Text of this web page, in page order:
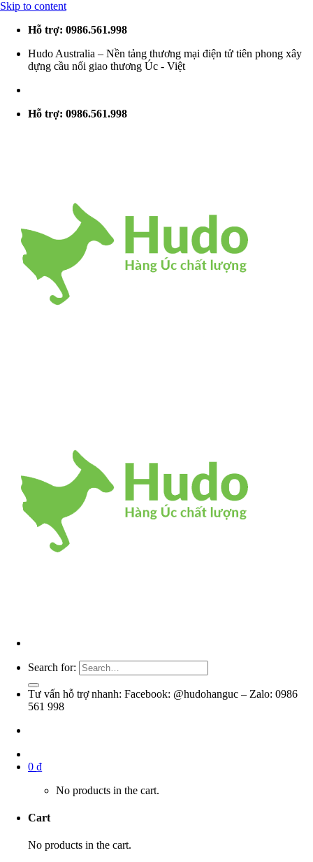
Skip to content
Hỗ trợ: 0986.561.998
Hudo Australia – Nền tảng thương mại điện tử tiên phong xây
dựng cầu nối giao thương Úc - Việt
Hỗ trợ: 0986.561.998
Search for:
Tư vấn hỗ trợ nhanh: Facebook: @hudohanguc – Zalo: 0986
561 998
0 ₫
No products in the cart.
Cart
No products in the cart.